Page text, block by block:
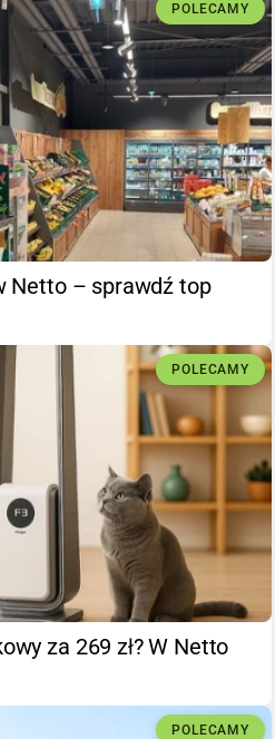
POLECAMY
Netto – sprawdź top
POLECAMY
za 269 zł? W Netto
POLECAMY